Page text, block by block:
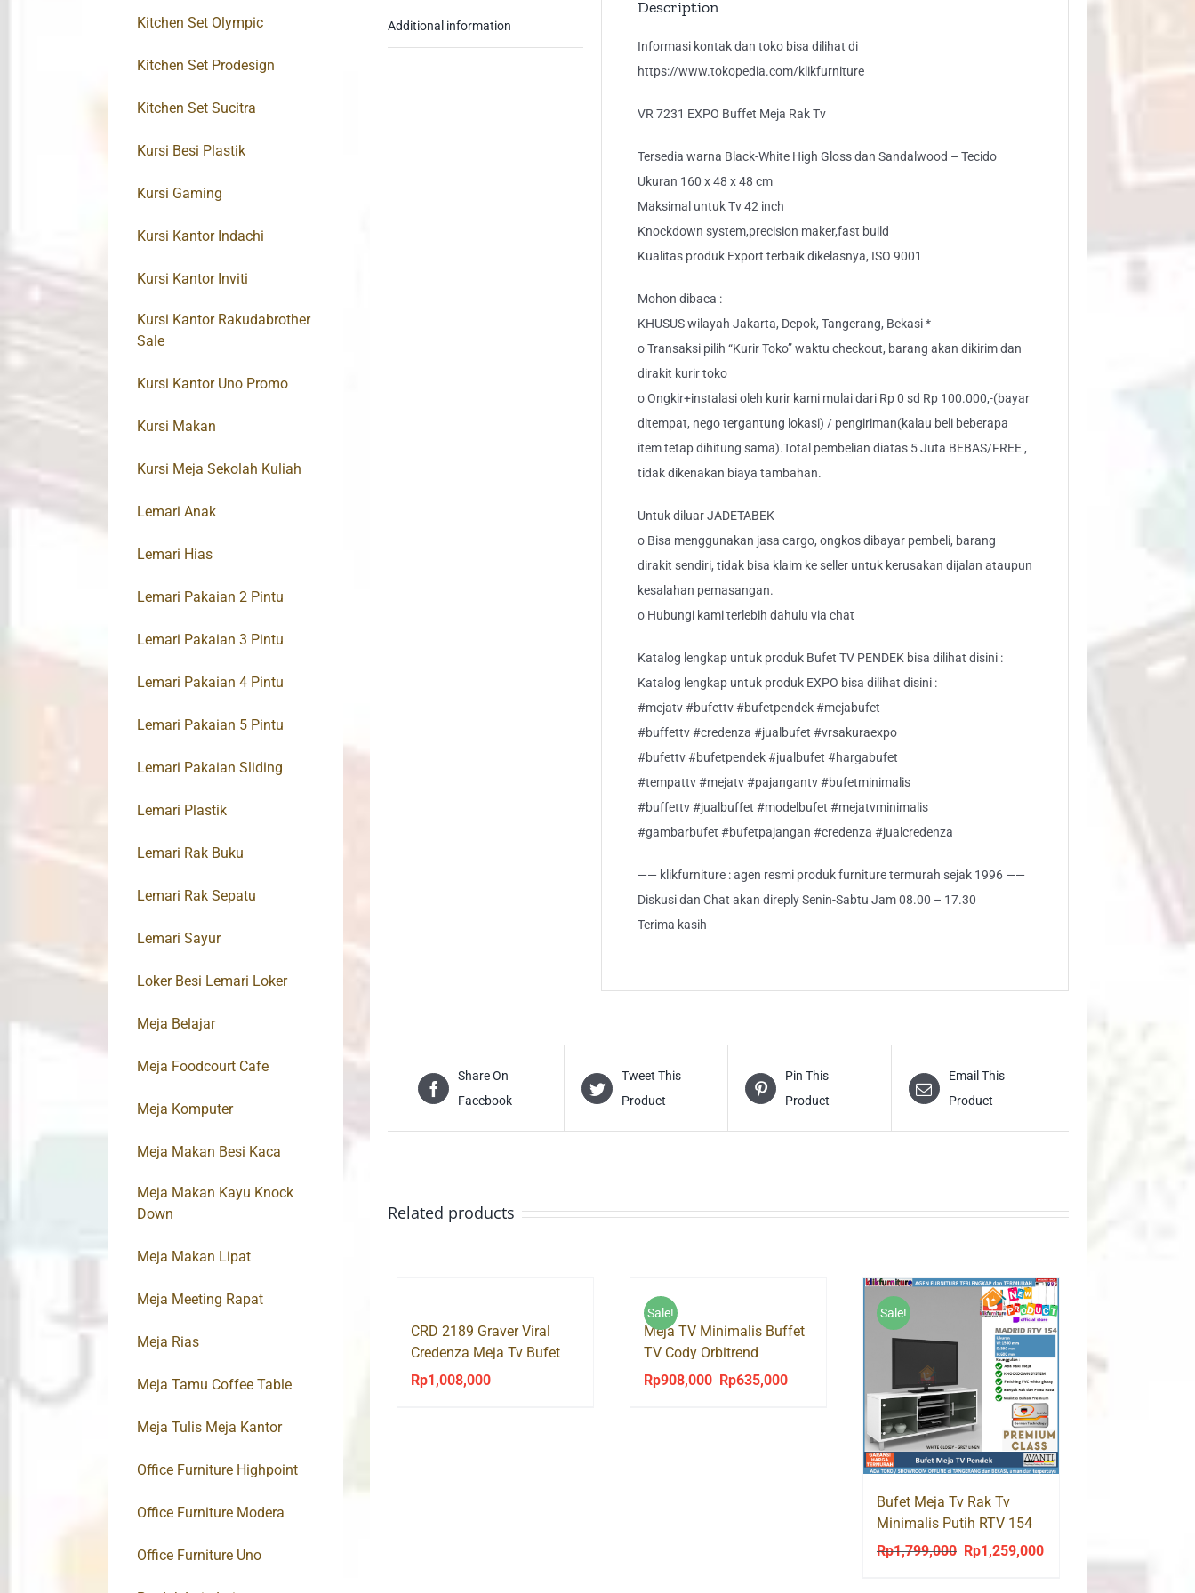
Additional information
Description
Informasi kontak dan toko bisa dilihat di
https://www.tokopedia.com/klikfurniture
VR 7231 EXPO Buffet Meja Rak Tv
Tersedia warna Black-White High Gloss dan Sandalwood – Tecido
Ukuran 160 x 48 x 48 cm
Maksimal untuk Tv 42 inch
Knockdown system,precision maker,fast build
Kualitas produk Export terbaik dikelasnya, ISO 9001
Mohon dibaca :
KHUSUS wilayah Jakarta, Depok, Tangerang, Bekasi *
o Transaksi pilih “Kurir Toko” waktu checkout, barang akan dikirim dan
dirakit kurir toko
o Ongkir+instalasi oleh kurir kami mulai dari Rp 0 sd Rp 100.000,-(bayar
ditempat, nego tergantung lokasi) / pengiriman(kalau beli beberapa
item tetap dihitung sama).Total pembelian diatas 5 Juta BEBAS/FREE ,
tidak dikenakan biaya tambahan.
Untuk diluar JADETABEK
o Bisa menggunakan jasa cargo, ongkos dibayar pembeli, barang
dirakit sendiri, tidak bisa klaim ke seller untuk kerusakan dijalan ataupun
kesalahan pemasangan.
o Hubungi kami terlebih dahulu via chat
Katalog lengkap untuk produk Bufet TV PENDEK bisa dilihat disini :
Katalog lengkap untuk produk EXPO bisa dilihat disini :
#mejatv #bufettv #bufetpendek #mejabufet
#buffettv #credenza #jualbufet #vrsakuraexpo
#bufettv #bufetpendek #jualbufet #hargabufet
#tempattv #mejatv #pajangantv #bufetminimalis
#buffettv #jualbuffet #modelbufet #mejatvminimalis
#gambarbufet #bufetpajangan #credenza #jualcredenza
—— klikfurniture : agen resmi produk furniture termurah sejak 1996 ——
Diskusi dan Chat akan direply Senin-Sabtu Jam 08.00 – 17.30
Terima kasih
Share On
Facebook
Tweet This
Product
Pin This
Product
Email This
Product
Related products
CRD 2189 Graver Viral
Credenza Meja Tv Bufet
Rak Tv
Rp1,008,000
Sale!
Meja TV Minimalis Buffet
TV Cody Orbitrend
Rp908,000
Original
Rp635,000Current
Sale!
Bufet Meja Tv Rak Tv
Minimalis Putih RTV 154
AVANTI
Rp1,799,000
Original
Rp1,259,000Current
Kitchen Set Olympic
Kitchen Set Prodesign
Kitchen Set Sucitra
Kursi Besi Plastik
Kursi Gaming
Kursi Kantor Indachi
Kursi Kantor Inviti
Kursi Kantor Rakudabrother
Sale
Kursi Kantor Uno Promo
Kursi Makan
Kursi Meja Sekolah Kuliah
Lemari Anak
Lemari Hias
Lemari Pakaian 2 Pintu
Lemari Pakaian 3 Pintu
Lemari Pakaian 4 Pintu
Lemari Pakaian 5 Pintu
Lemari Pakaian Sliding
Lemari Plastik
Lemari Rak Buku
Lemari Rak Sepatu
Lemari Sayur
Loker Besi Lemari Loker
Meja Belajar
Meja Foodcourt Cafe
Meja Komputer
Meja Makan Besi Kaca
Meja Makan Kayu Knock
Down
Meja Makan Lipat
Meja Meeting Rapat
Meja Rias
Meja Tamu Coffee Table
Meja Tulis Meja Kantor
Office Furniture Highpoint
Office Furniture Modera
Office Furniture Uno